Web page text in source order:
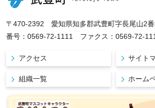
〒470-2392 愛知県知多郡武豊町字長尾山2
番号：0569-72-1111 ファクス：0569-72-
アクセス サイト
組織一覧 ホーム